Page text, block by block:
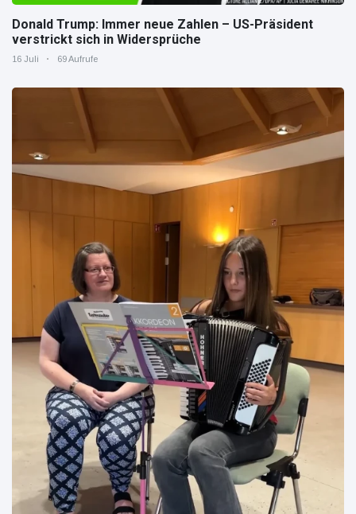
Donald Trump: Immer neue Zahlen – US-Präsident
verstrickt sich in Widersprüche
16 Juli 69 Aufrufe